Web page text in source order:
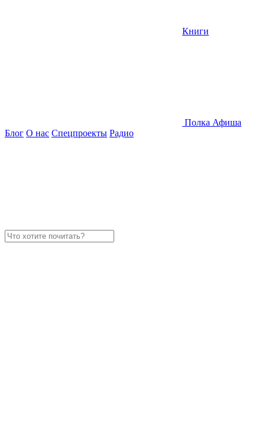
Книги
Полка Афиша
Блог О нас Спецпроекты Радио